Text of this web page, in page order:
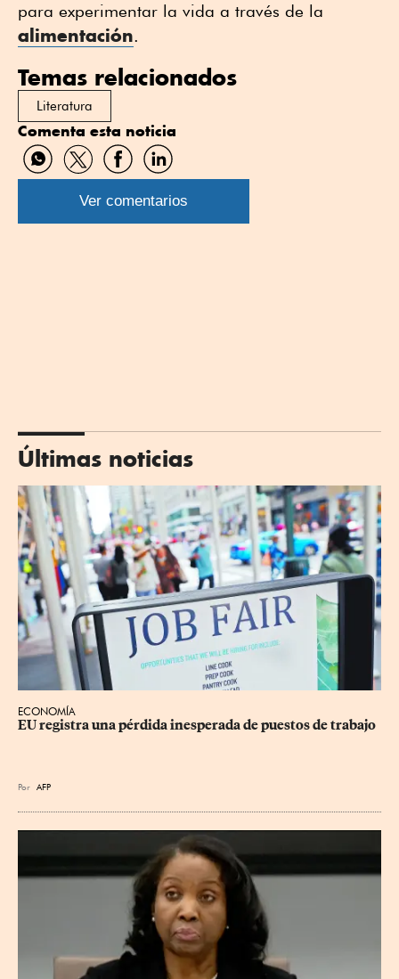
para experimentar la vida a través de la
alimentación.
Temas relacionados
Literatura
Comenta esta noticia
Compartir
por
WhatsApp
Compartir
por
Twitter
Compartir
por
Facebook
Compartir
por
Linkedin
Ver comentarios
Últimas noticias
ECONOMÍA
EU registra una pérdida inesperada de puestos de trabajo
Por AFP